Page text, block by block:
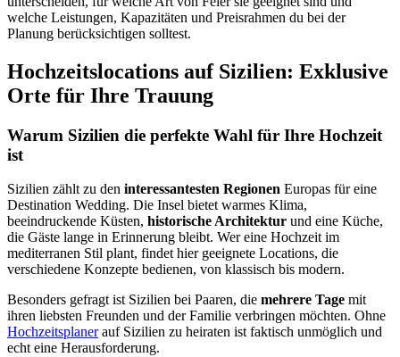
welche Leistungen, Kapazitäten und Preisrahmen du bei der
Planung berücksichtigen solltest.
Hochzeitslocations auf Sizilien: Exklusive
Orte für Ihre Trauung
Warum Sizilien die perfekte Wahl für Ihre Hochzeit
ist
Sizilien zählt zu den interessantesten Regionen Europas für eine
Destination Wedding. Die Insel bietet warmes Klima,
beeindruckende Küsten, historische Architektur und eine Küche,
die Gäste lange in Erinnerung bleibt. Wer eine Hochzeit im
mediterranen Stil plant, findet hier geeignete Locations, die
verschiedene Konzepte bedienen, von klassisch bis modern.
Besonders gefragt ist Sizilien bei Paaren, die mehrere Tage mit
ihren liebsten Freunden und der Familie verbringen möchten. Ohne
Hochzeitsplanerauf Sizilien zu heiraten ist faktisch unmöglich und
echt eine Herausforderung.